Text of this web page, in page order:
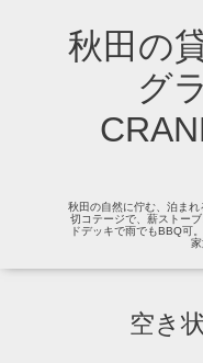
秋田の
グ
秋田の自然に佇む、泊ま
切コテージで、薪ストー
ドデッキで雨でもBBQ可
家
空き